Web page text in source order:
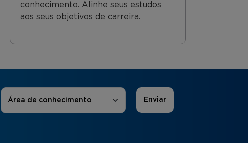
conhecimento. Alinhe seus estudos
aos seus objetivos de carreira.
Áreas de Interesse
Área de conhecimento